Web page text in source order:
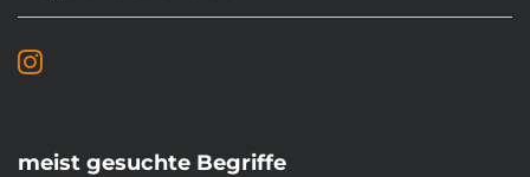
meist gesuchte Begriffe